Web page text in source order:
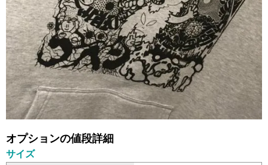
オプションの値段詳細
サイズ